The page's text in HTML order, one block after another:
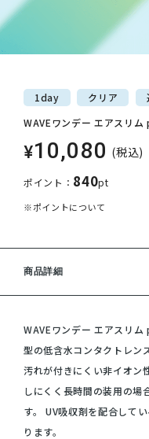
1day クリア
WAVEワンデー エアスリ
¥10,080 (税込)
ポイント： 840pt
※ポイントについて
商品詳細
WAVEワンデー エアスリ
型の低含水コンタクトレン
汚れが付きにくい非イオン
しにくく長時間の装用の場
す。 UV吸収剤を配合して
ります。